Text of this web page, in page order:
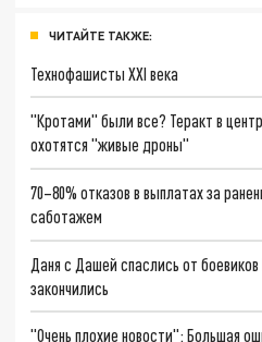
ЧИТАЙТЕ ТАКЖЕ:
Технофашисты XXI века
"Кротами" были все? Теракт в
охотятся "живые дроны"
70–80% отказов в выплатах за
саботажем
Даня с Дашей спаслись от
закончились
"Очень плохие новости": Большая